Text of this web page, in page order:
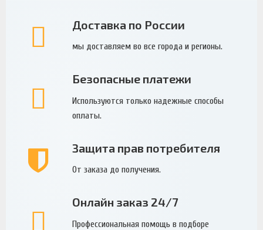
Доставка по России
мы доставляем во все города и регионы.
Безопасные платежи
Используются только надежные способы
оплаты.
Защита прав потребителя
От заказа до получения.
Онлайн заказ 24/7
Профессиональная помощь в подборе